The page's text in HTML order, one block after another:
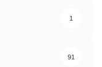
1
91